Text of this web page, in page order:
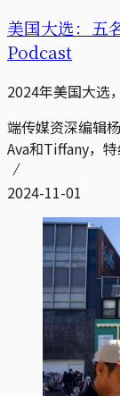
美国大选：五
Podcast
2024年美国大选
端传媒资深编辑
Ava和Tiffany，
2024-11-01